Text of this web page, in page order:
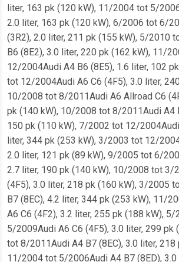
liter, 163 pk (120 kW), 11/2004 tot 5/
2.0 liter, 163 pk (120 kW), 6/2006 tot 6/
(3R2), 2.0 liter, 211 pk (155 kW), 5/2010
B6 (8E2), 3.0 liter, 220 pk (162 kW), 11/
12/2004Audi A4 B6 (8E5), 1.6 liter, 102
tot 12/2004Audi A6 C6 (4F5), 3.0 liter,
10/2008 tot 8/2011Audi A6 Allroad C6
pk (140 kW), 10/2008 tot 8/2011Audi A4
150 pk (110 kW), 7/2002 tot 12/
liter, 344 pk (253 kW), 3/2003 tot 12/
2.0 liter, 121 pk (89 kW), 9/2005 tot 6/
2.7 liter, 190 pk (140 kW), 10/2008 tot 3/
(4F5), 3.0 liter, 218 pk (160 kW), 3/2005
B7 (8EC), 4.2 liter, 344 pk (253 kW), 11/
A6 C6 (4F2), 3.2 liter, 255 pk (188 kW),
5/2009Audi A6 C6 (4F5), 3.0 liter, 299 pk
tot 8/2011Audi A4 B7 (8EC), 3.0 liter, 218
11/2004 tot 5/2006Audi A4 B7 (8ED),